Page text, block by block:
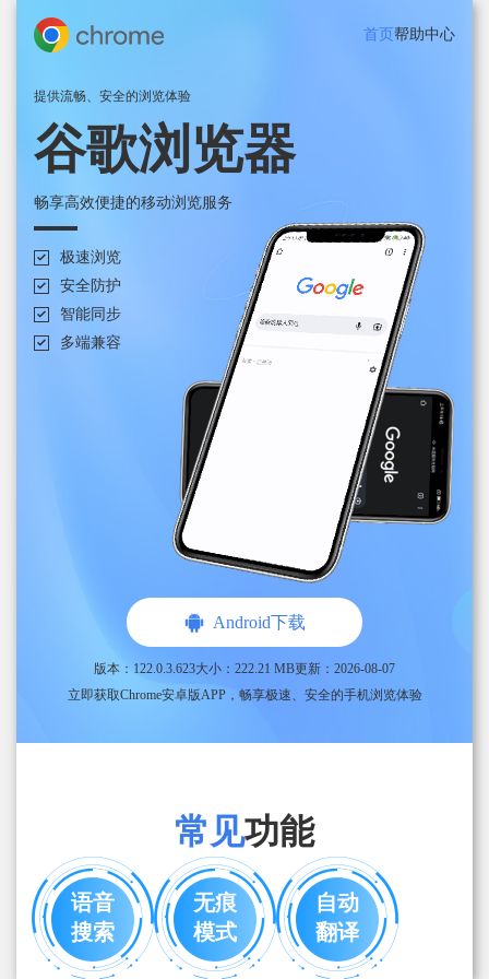
首页 帮助中心
提供流畅、安全的浏览体验
谷歌浏览器
畅享高效便捷的移动浏览服务
极速浏览
安全防护
智能同步
多端兼容
Android下载
版本： 122.0.3.623大小： 222.21 MB更新：2026-08-07
立即获取Chrome安卓版APP，畅享极速、安全的手机浏览体验
常见功能
语音
搜索
无痕
模式
自动
翻译